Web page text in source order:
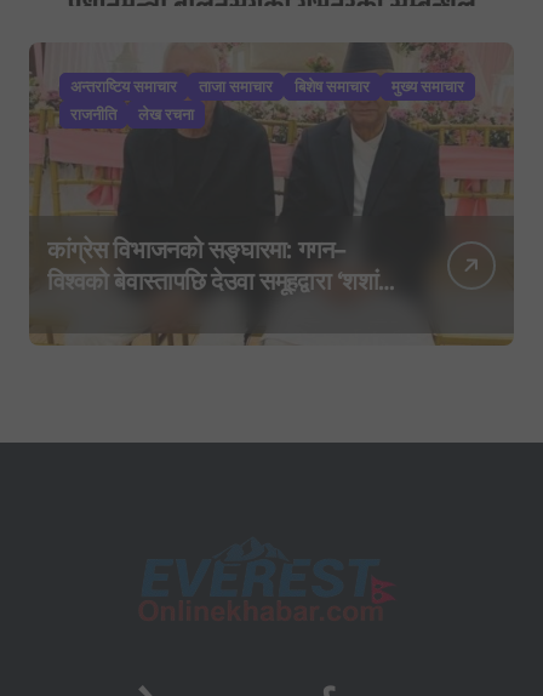
अन्तराष्टिय समाचार ताजा समाचार बिशेष समाचार
मुख्य समाचार
राजनीति
लेख रचना
कांग्रेस विभाजनको सङ्घारमा: गगन–
विश्वको बेवास्तापछि देउवा समूहद्वारा ‘शशांक
यात्राको घोषणा तयारी!